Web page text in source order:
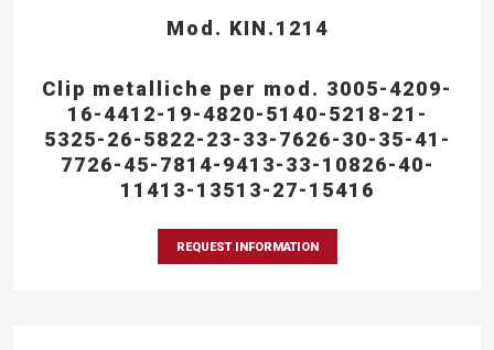
Mod. KIN.1214
Clip metalliche per mod. 3005-4209-
16-4412-19-4820-5140-5218-21-
5325-26-5822-23-33-7626-30-35-41-
7726-45-7814-9413-33-10826-40-
11413-13513-27-15416
REQUEST INFORMATION